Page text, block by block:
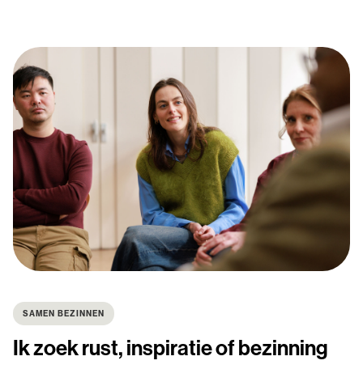
SAMEN BEZINNEN
Ik zoek rust, inspiratie of bezinning